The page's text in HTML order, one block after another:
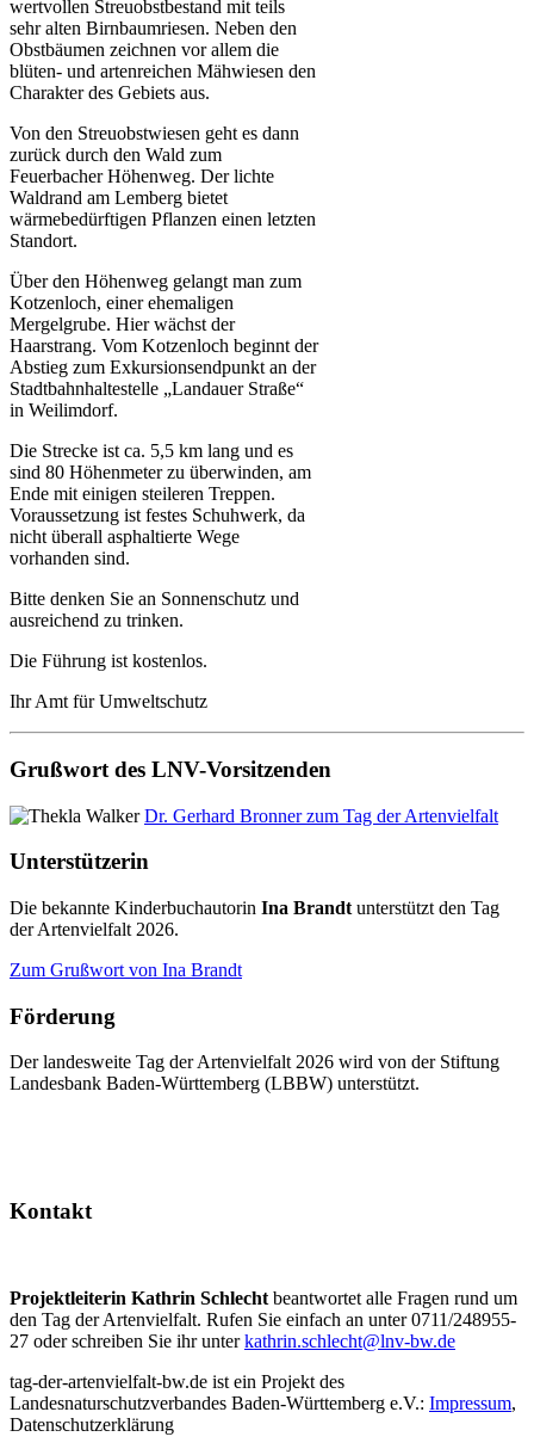
wertvollen Streuobstbestand mit teils
sehr alten Birnbaumriesen. Neben den
Obstbäumen zeichnen vor allem die
blüten- und artenreichen Mähwiesen den
Charakter des Gebiets aus.
Von den Streuobstwiesen geht es dann
zurück durch den Wald zum
Feuerbacher Höhenweg. Der lichte
Waldrand am Lemberg bietet
wärmebedürftigen Pflanzen einen letzten
Standort.
Über den Höhenweg gelangt man zum
Kotzenloch, einer ehemaligen
Mergelgrube. Hier wächst der
Haarstrang. Vom Kotzenloch beginnt der
Abstieg zum Exkursionsendpunkt an der
Stadtbahnhaltestelle „Landauer Straße“
in Weilimdorf.
Die Strecke ist ca. 5,5 km lang und es
sind 80 Höhenmeter zu überwinden, am
Ende mit einigen steileren Treppen.
Voraussetzung ist festes Schuhwerk, da
nicht überall asphaltierte Wege
vorhanden sind.
Bitte denken Sie an Sonnenschutz und
ausreichend zu trinken.
Die Führung ist kostenlos.
Ihr Amt für Umweltschutz
Grußwort des LNV-Vorsitzenden
Dr. Gerhard Bronner zum Tag der Artenvielfalt
Unterstützerin
Die bekannte Kinderbuchautorin Ina Brandt unterstützt den Tag
der Artenvielfalt 2026.
Zum Grußwort von Ina Brandt
Förderung
Der landesweite Tag der Artenvielfalt 2026 wird von der Stiftung
Landesbank Baden-Württemberg (LBBW) unterstützt.
Kontakt
Projektleiterin Kathrin Schlecht beantwortet alle Fragen rund um
den Tag der Artenvielfalt. Rufen Sie einfach an unter 0711/248955-
27 oder schreiben Sie ihr unterkathrin.schlecht@lnv-bw.de
tag-der-artenvielfalt-bw.de ist ein Projekt des
Landesnaturschutzverbandes Baden-Württemberg e.V.: Impressum,
Datenschutzerklärung